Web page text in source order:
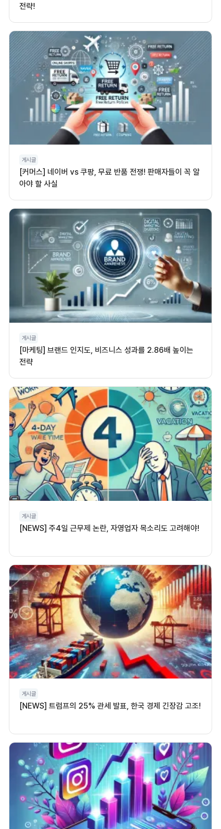
전략!
게시글
[커머스] 네이버 vs 쿠팡, 무료 반품 전쟁! 판매자들이 꼭 알
아야 할 사실
게시글
[마케팅] 브랜드 인지도, 비즈니스 성과를 2.86배 높이는
전략
게시글
[NEWS] 주4일 근무제 논란, 자영업자 목소리도 고려해야!
게시글
[NEWS] 트럼프의 25% 관세 발표, 한국 경제 긴장감 고조!